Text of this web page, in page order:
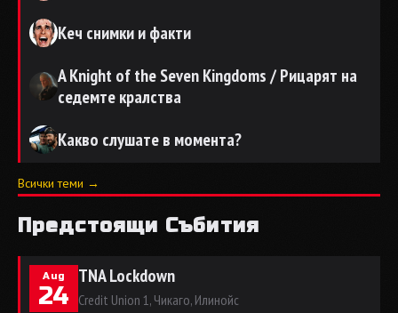
Кеч снимки и факти
A Knight of the Seven Kingdoms / Рицарят на
седемте кралства
Какво слушате в момента?
Всички теми →
Предстоящи Събития
Aug
24
TNA Lockdown
Credit Union 1, Чикаго, Илинойс